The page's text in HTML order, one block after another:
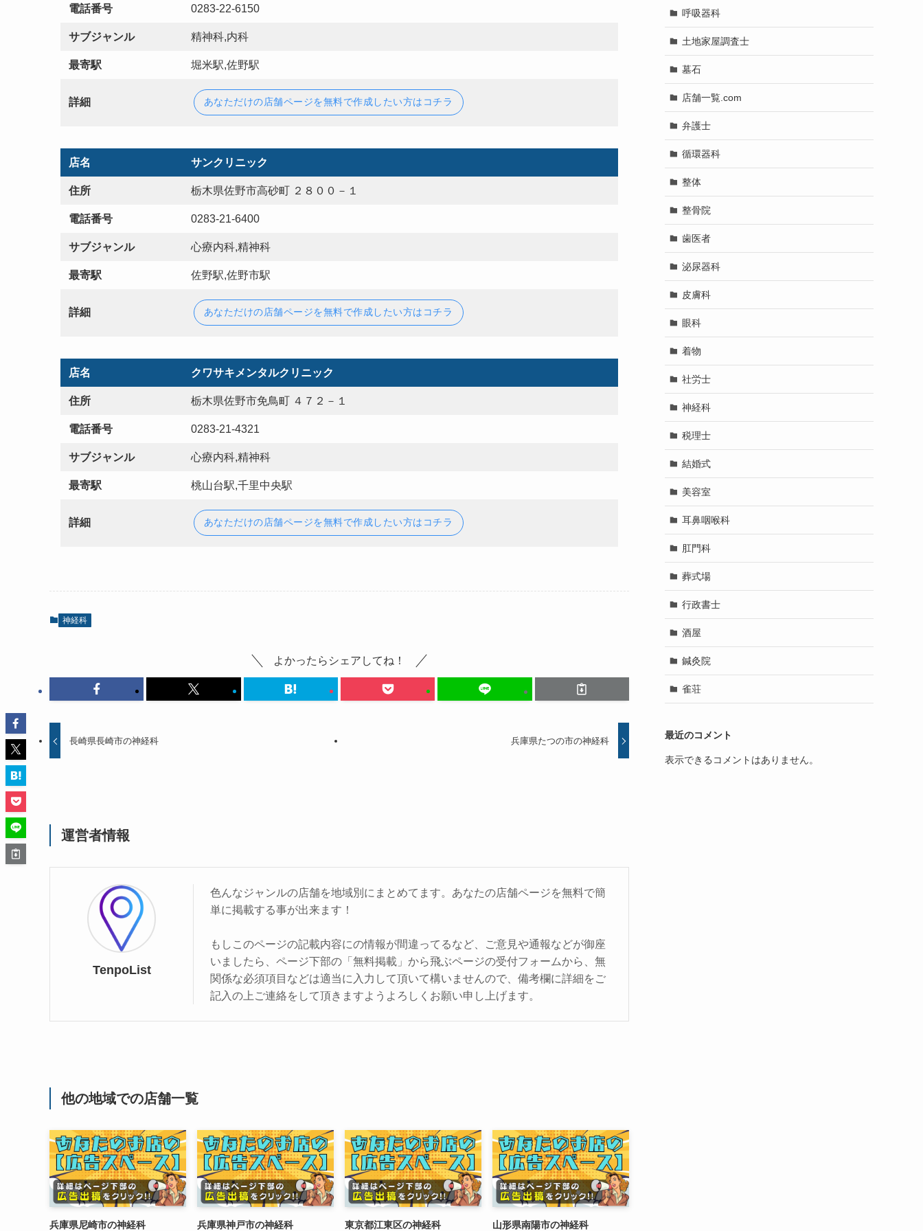
電話番号 0283-22-6150
サブジャンル 精神科,内科
最寄駅 堀米駅,佐野駅
詳細 あなただけの店舗ページを無料で作成したい方はコチラ
店名 サンクリニック
住所 栃木県佐野市高砂町 ２８００－１
電話番号 0283-21-6400
サブジャンル 心療内科,精神科
最寄駅 佐野駅,佐野市駅
詳細 あなただけの店舗ページを無料で作成したい方はコチラ
店名 クワサキメンタルクリニック
住所 栃木県佐野市免鳥町 ４７２－１
電話番号 0283-21-4321
サブジャンル 心療内科,精神科
最寄駅 桃山台駅,千里中央駅
詳細 あなただけの店舗ページを無料で作成したい方はコチラ
神経科
よかったらシェアしてね！
長崎県長崎市の神経科 兵庫県たつの市の神経科
運営者情報
TenpoList
色んなジャンルの店舗を地域別にまとめてます。あなたの店舗ページを無料で簡
単に掲載する事が出来ます！
もしこのページの記載内容にの情報が間違ってるなど、ご意見や通報などが御座
いましたら、ページ下部の「無料掲載」から飛ぶページの受付フォームから、無
関係な必須項目などは適当に入力して頂いて構いませんので、備考欄に詳細をご
記入の上ご連絡をして頂きますようよろしくお願い申し上げます。
他の地域での店舗一覧
兵庫県尼崎市の神経科 兵庫県神戸市の神経科 東京都江東区の神経科 山形県南陽市の神経科
呼吸器科
土地家屋調査士
墓石
店舗一覧.com
弁護士
循環器科
整体
整骨院
歯医者
泌尿器科
皮膚科
眼科
着物
社労士
神経科
税理士
結婚式
美容室
耳鼻咽喉科
肛門科
葬式場
行政書士
酒屋
鍼灸院
雀荘
最近のコメント
表示できるコメントはありません。